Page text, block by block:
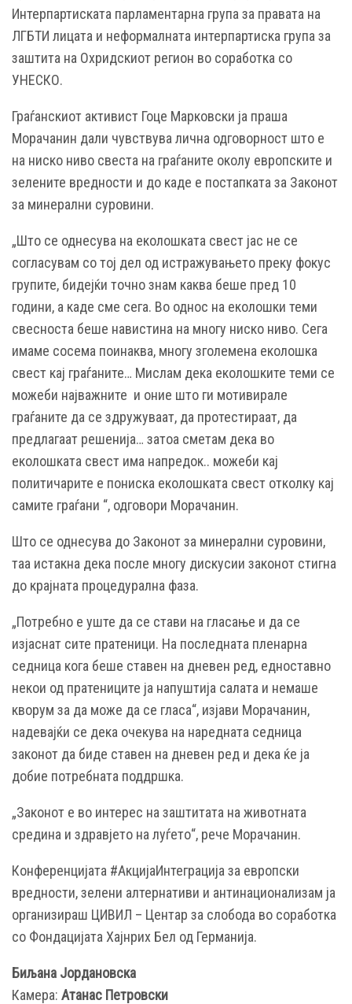
Интерпартиската парламентарна група за правата на
ЛГБТИ лицата и неформалната интерпартиска група за
заштита на Охридскиот регион во соработка со
УНЕСКО.
Граѓанскиот активист Гоце Марковски ја праша
Морачанин дали чувствува лична одговорност што е
на ниско ниво свеста на граѓаните околу европските и
зелените вредности и до каде е постапката за Законот
за минерални суровини.
„Што се однесува на еколошката свест јас не се
согласувам со тој дел од истражувањето преку фокус
групите, бидејќи точно знам каква беше пред 10
години, а каде сме сега. Во однос на еколошки теми
свесноста беше навистина на многу ниско ниво. Сега
имаме сосема поинаква, многу зголемена еколошка
свест кај граѓаните… Мислам дека еколошките теми се
можеби најважните и оние што ги мотивирале
граѓаните да се здружуваат, да протестираат, да
предлагаат решенија… затоа сметам дека во
еколошката свест има напредок.. можеби кај
политичарите е пониска еколошката свест отколку кај
самите граѓани “, одговори Морачанин.
Што се однесува до Законот за минерални суровини,
таа истакна дека после многу дискусии законот стигна
до крајната процедурална фаза.
„Потребно е уште да се стави на гласање и да се
изјаснат сите пратеници. На последната пленарна
седница кога беше ставен на дневен ред, едноставно
некои од пратениците ја напуштија салата и немаше
кворум за да може да се гласа“, изјави Морачанин,
надевајќи се дека очекува на наредната седница
законот да биде ставен на дневен ред и дека ќе ја
добие потребната поддршка.
„Законот е во интерес на заштитата на животната
средина и здравјето на луѓето“, рече Морачанин.
Конференцијата #АкцијаИнтеграција за европски
вредности, зелени алтернативи и антинационализам ја
организираш ЦИВИЛ – Центар за слобода во соработка
со Фондацијата Хајнрих Бел од Германија.
Биљана Јордановска
Камера: Атанас Петровски